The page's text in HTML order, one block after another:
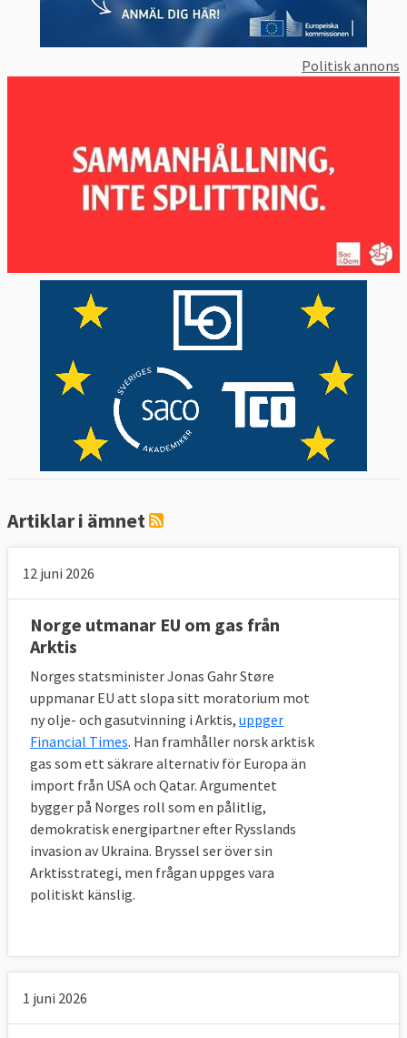
Politisk annons
Artiklar i ämnet
12 juni 2026
Norge utmanar EU om gas från
Arktis
Norges statsminister Jonas Gahr Støre
uppmanar EU att slopa sitt moratorium mot
ny olje- och gasutvinning i Arktis, uppger
Financial Times. Han framhåller norsk arktisk
gas som ett säkrare alternativ för Europa än
import från USA och Qatar. Argumentet
bygger på Norges roll som en pålitlig,
demokratisk energipartner efter Rysslands
invasion av Ukraina. Bryssel ser över sin
Arktisstrategi, men frågan uppges vara
politiskt känslig.
1 juni 2026